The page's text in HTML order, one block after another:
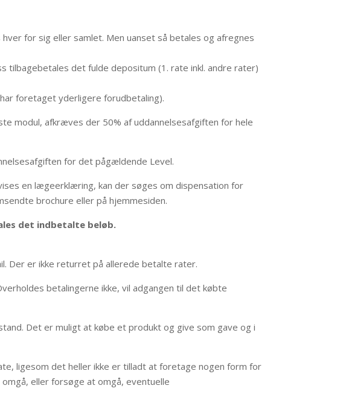
for sig eller samlet. Men uanset så betales og afregnes
tilbagebetales det fulde depositum (1. rate inkl. andre rater)
foretaget yderligere forudbetaling).
modul, afkræves der 50% af uddannelsesafgiften for hele
for det pågældende Level.
en lægeerklæring, kan der søges om dispensation for
brochure eller på hjemmesiden.
det indbetalte beløb.
Der er ikke returret på allerede betalte rater.
betalingerne ikke, vil adgangen til det købte
Det er muligt at købe et produkt og give som gave og i
ligesom det heller ikke er tilladt at foretage nogen form for
eller forsøge at omgå, eventuelle